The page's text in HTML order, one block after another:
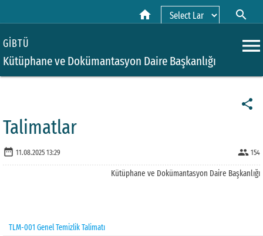
home search
GİBTÜ
Kütüphane ve Dokümantasyon Daire Başkanlığı
menu
share
Talimatlar
date_range 11.08.2025 13:29 people 154
Kütüphane ve Dokümantasyon Daire Başkanlığı
TLM-001 Genel Temizlik Talimatı